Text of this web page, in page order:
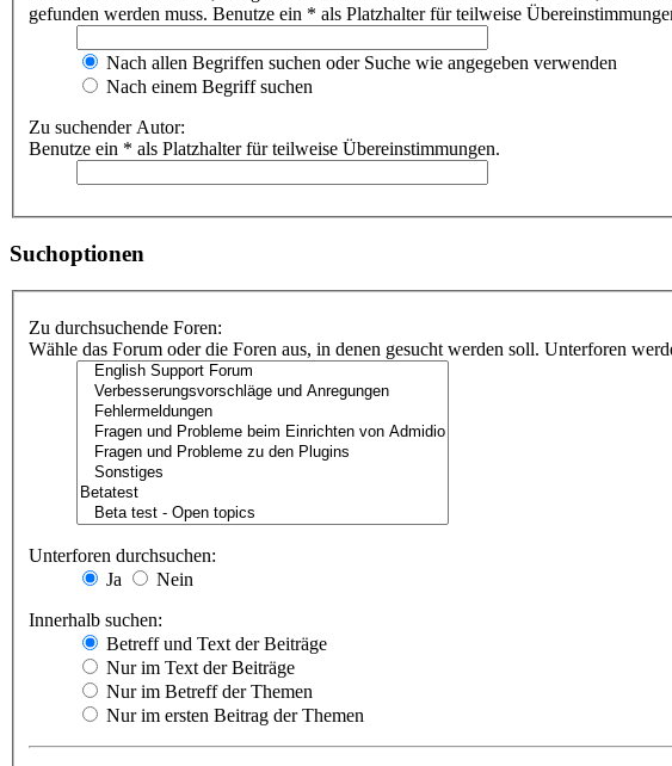
gefunden werden muss. Benutze ein * als Platzhalter für teilweise
Nach allen Begriffen suchen oder Suche wie angegeben verwenden
Nach einem Begriff suchen
Zu suchender Autor:
Benutze ein * als Platzhalter für teilweise Übereinstimmungen.
Suchoptionen
Zu durchsuchende Foren:
Wähle das Forum oder die Foren aus, in denen gesucht werden soll. Unterforen
Unterforen durchsuchen:
Ja
Nein
Innerhalb suchen:
Betreff und Text der Beiträge
Nur im Text der Beiträge
Nur im Betreff der Themen
Nur im ersten Beitrag der Themen